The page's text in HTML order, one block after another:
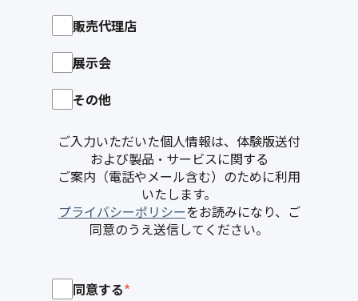
販売代理店
展示会
その他
ご入力いただいた個人情報は、体験版送付
および製品・サービスに関する
ご案内（電話やメール含む）のために利用
いたします。
プライバシーポリシーをお読みになり、ご
同意のうえ送信してください。
同意する*